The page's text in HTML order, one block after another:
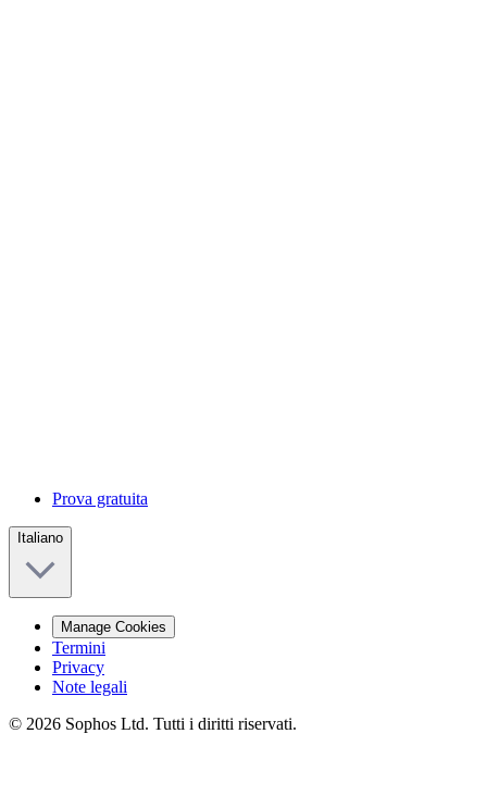
Prova gratuita
Italiano
Manage Cookies
Termini
Privacy
Note legali
© 2026 Sophos Ltd. Tutti i diritti riservati.